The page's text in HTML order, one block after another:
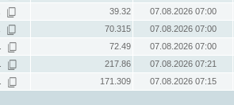
39.32
07.08.2026 07:00
70.315
07.08.2026 07:00
72.49
07.08.2026 07:00
217.86
07.08.2026 07:21
171.309
07.08.2026 07:15